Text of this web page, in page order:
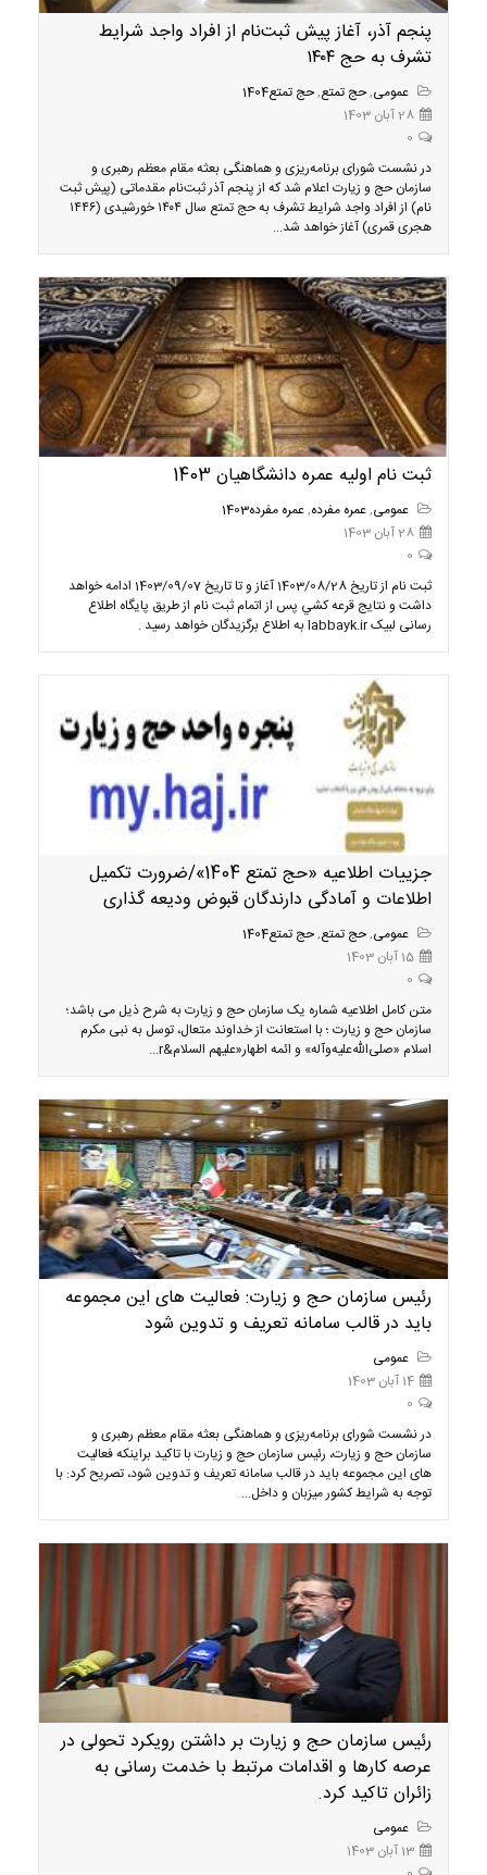
پنجم آذر، آغاز پیش ثبت‌نام از افراد واجد شرایط
تشرف به حج ۱۴۰۴
عمومی,حج تمتع,حج تمتع1404
28 آبان 1403
0
در نشست شورای برنامه‌ریزی و هماهنگی بعثه مقام معظم رهبری و
سازمان حج و زیارت اعلام شد که از پنجم آذر ثبت‌نام مقدماتی (پیش ثبت
نام) از افراد واجد شرایط تشرف به حج‌ تمتع سال ۱۴۰۴ خورشیدی (۱۴۴۶
هجری قمری) آغاز خواهد شد...
ثبت نام اولیه عمره دانشگاهیان 1403
عمومی,عمره مفرده,عمره مفرده1403
28 آبان 1403
0
ثبت نام از تاريخ 1403/08/28 آغاز و تا تاريخ 1403/09/07 ادامه خواهد
داشت و نتایج قرعه كشي پس از اتمام ثبت نام از طريق پایگاه اطلاع
رسانی لبیک labbayk.ir به اطلاع برگزيدگان خواهد رسيد .
جزییات اطلاعیه «حج تمتع 1404»/ضرورت تکمیل
اطلاعات و آمادگی دارندگان قبوض ودیعه گذاری
عمومی,حج تمتع,حج تمتع1404
15 آبان 1403
0
متن کامل اطلاعیه شماره یک سازمان حج و زیارت به شرح ذیل می باشد؛
سازمان حج و زیارت ؛ با استعانت از خداوند متعال، توسل به نبی مکرم
اسلام «صلی‌الله‌علیه‌و‌آله» و ائمه اطهار«علیهم السلام&r...
رئیس سازمان حج و زیارت: فعالیت های این مجموعه
باید در قالب سامانه تعریف و تدوین شود
عمومی
14 آبان 1403
0
در نشست شورای برنامه‌ریزی و هماهنگی بعثه مقام معظم رهبری و
سازمان حج و زیارت، رئیس سازمان حج و زیارت با تاکید براینکه فعالیت
های این مجموعه باید در قالب سامانه تعریف و تدوین شود، تصریح کرد: با
توجه به شرایط کشور میزبان و داخل...
رئیس سازمان حج و زیارت بر داشتن رویکرد تحولی در
عرصه کارها و اقدامات مرتبط با خدمت رسانی به
زائران تاکید کرد.
عمومی
13 آبان 1403